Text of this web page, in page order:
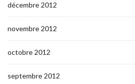
décembre 2012
novembre 2012
octobre 2012
septembre 2012